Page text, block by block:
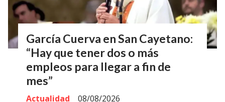
García Cuerva en San Cayetano:
“Hay que tener dos o más
empleos para llegar a fin de
mes”
Actualidad
08/08/2026